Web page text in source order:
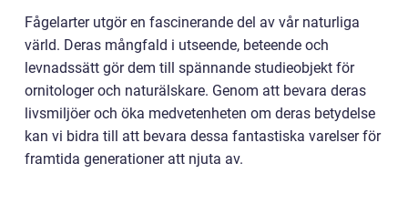
Fågelarter utgör en fascinerande del av vår naturliga
värld. Deras mångfald i utseende, beteende och
levnadssätt gör dem till spännande studieobjekt för
ornitologer och naturälskare. Genom att bevara deras
livsmiljöer och öka medvetenheten om deras betydelse
kan vi bidra till att bevara dessa fantastiska varelser för
framtida generationer att njuta av.